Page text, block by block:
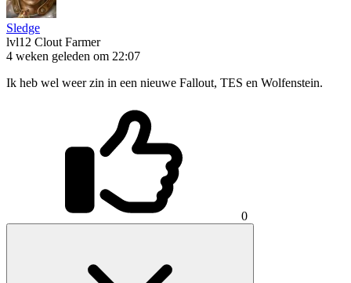
Sledge
lvl12 Clout Farmer
4 weken geleden om 22:07
Ik heb wel weer zin in een nieuwe Fallout, TES en Wolfenstein.
0